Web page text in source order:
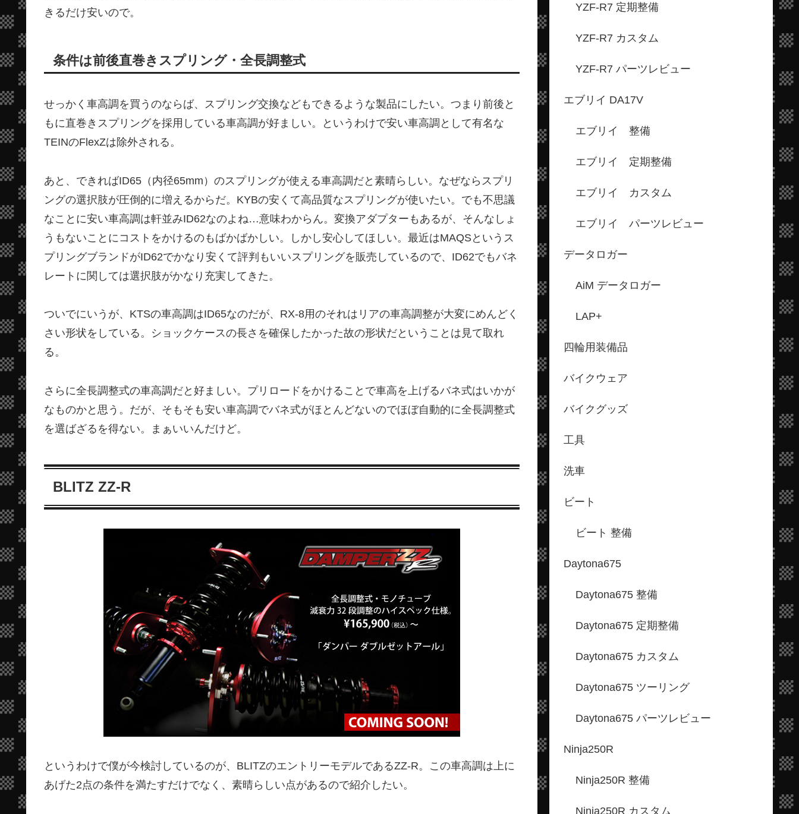
きるだけ安いので。
条件は前後直巻きスプリング・全長調整式
せっかく車高調を買うのならば、スプリング交換などもできるような製品にしたい。つまり前後と
もに直巻きスプリングを採用している車高調が好ましい。というわけで安い車高調として有名な
TEINのFlexZは除外される。
あと、できればID65（内径65mm）のスプリングが使える車高調だと素晴らしい。なぜならスプリ
ングの選択肢が圧倒的に増えるからだ。KYBの安くて高品質なスプリングが使いたい。でも不思議
なことに安い車高調は軒並みID62なのよね…意味わからん。変換アダプターもあるが、そんなしょ
うもないことにコストをかけるのもばかばかしい。しかし安心してほしい。最近はMAQSというス
プリングブランドがID62でかなり安くて評判もいいスプリングを販売しているので、ID62でもバネ
レートに関しては選択肢がかなり充実してきた。
ついでにいうが、KTSの車高調はID65なのだが、RX-8用のそれはリアの車高調整が大変にめんどく
さい形状をしている。ショックケースの長さを確保したかった故の形状だということは見て取れ
る。
さらに全長調整式の車高調だと好ましい。プリロードをかけることで車高を上げるバネ式はいかが
なものかと思う。だが、そもそも安い車高調でバネ式がほとんどないのでほぼ自動的に全長調整式
を選ばざるを得ない。まぁいいんだけど。
BLITZ ZZ-R
というわけで僕が今検討しているのが、BLITZのエントリーモデルであるZZ-R。この車高調は上に
あげた2点の条件を満たすだけでなく、素晴らしい点があるので紹介したい。
YZF-R7 定期整備
YZF-R7 カスタム
YZF-R7 パーツレビュー
エブリイ DA17V
エブリイ 整備
エブリイ 定期整備
エブリイ カスタム
エブリイ パーツレビュー
データロガー
AiM データロガー
LAP+
四輪用装備品
バイクウェア
バイクグッズ
工具
洗車
ビート
ビート 整備
Daytona675
Daytona675 整備
Daytona675 定期整備
Daytona675 カスタム
Daytona675 ツーリング
Daytona675 パーツレビュー
Ninja250R
Ninja250R 整備
Ninja250R カスタム